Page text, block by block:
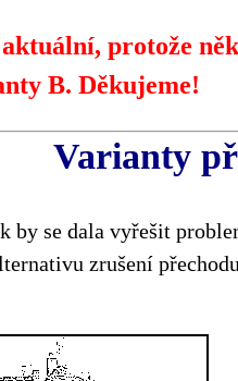
protože
B. Děkujeme!
Varianty
by se dala vyřešit
zrušení